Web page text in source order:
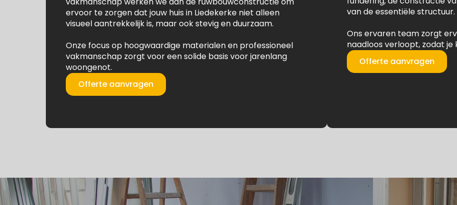
ervoor te zorgen dat jouw huis in Liedekerke niet alleen
visueel aantrekkelijk is, maar ook stevig en duurzaam.
Onze focus op hoogwaardige materialen en professioneel
vakmanschap zorgt voor een solide basis voor jarenlang
woongenot.
Offerte aanvragen
van de essentiële structuur.
Ons ervaren team zorgt
naadloos verloopt, zodat
Offerte aanvragen